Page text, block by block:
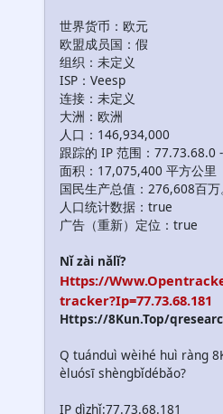
世界货币：欧元
欧盟成员国：假
组织：未定义
ISP：Veesp
连接：未定义
大洲：欧洲
人口：146,934,000
跟踪的 IP 范围：77.73.68.0
面积：17,075,400 平方公里
国民生产总值：276,608百万
人口统计数据：true
广告（重新）定位：true
Nǐ zài nǎlǐ?
Https://
tracker?Ip=77.73.68.181
Https://8Kun.Top/
Q tuánduì wèihé huì ràng
èluósī shèngbǐdébǎo?
IP dìzhǐ:77.73.68.181